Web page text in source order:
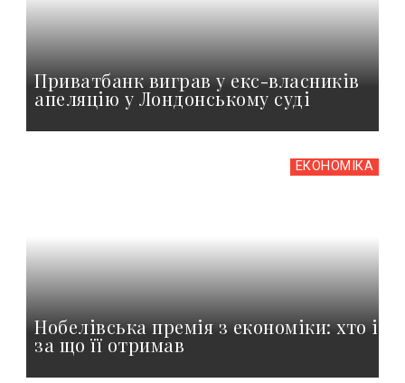
Приватбанк виграв у екс-власників
апеляцію у Лондонському суді
ЕКОНОМІКА
Нобелівська премія з економіки: хто і
за що її отримав